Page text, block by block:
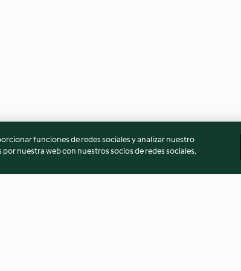
funciones de redes sociales y analizar nuestro
nuestra web con nuestros socios de redes sociales,